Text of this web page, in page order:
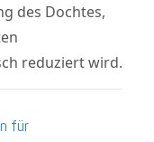
des Dochtes,
reduziert wird.
für